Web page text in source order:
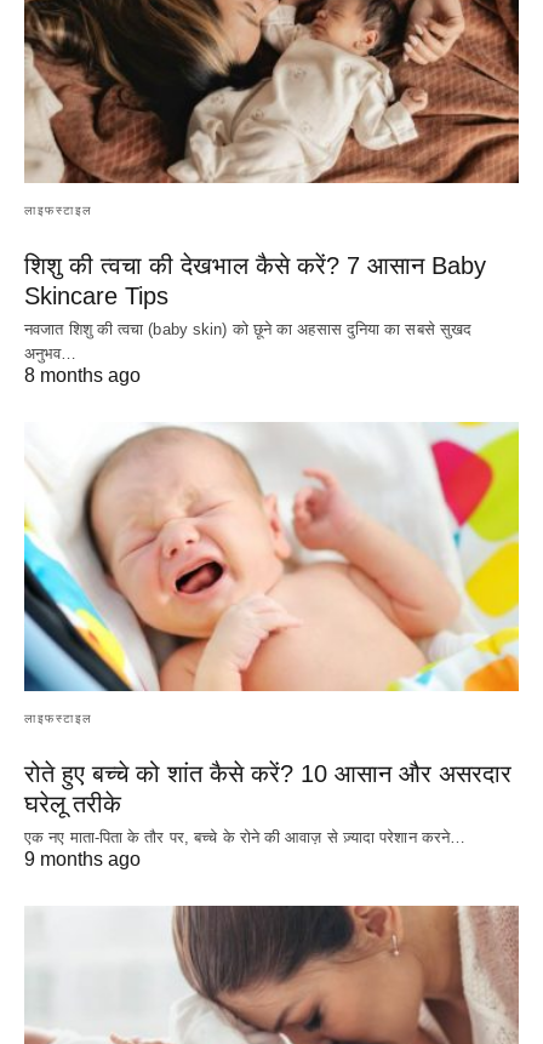
लाइफस्टाइल
शिशु की त्वचा की देखभाल कैसे करें? 7 आसान Baby
Skincare Tips
नवजात शिशु की त्वचा (baby skin) को छूने का अहसास दुनिया का सबसे सुखद
अनुभव…
8 months ago
लाइफस्टाइल
रोते हुए बच्चे को शांत कैसे करें? 10 आसान और असरदार
घरेलू तरीके
एक नए माता-पिता के तौर पर, बच्चे के रोने की आवाज़ से ज़्यादा परेशान करने…
9 months ago